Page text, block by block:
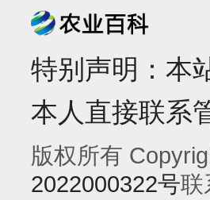
特别声明：本
本人直接联系
版权所有
2022000322号联